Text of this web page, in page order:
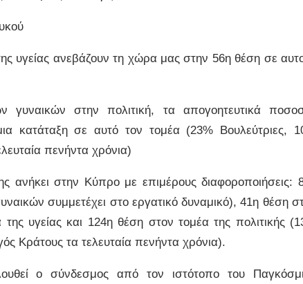
υγείας ανεβάζουν τη χώρα μας στην 56η θέση σε
στην πολιτική, τα απογοητευτικά
κατάταξη σε αυτό τον τομέα (23% Βουλεύτριες,
πενήντα χρόνια)
ανήκει στην Κύπρο με επιμέρους διαφοροποιήσεις:
συμμετέχει στο εργατικό δυναμικό), 41η θέση
υγείας και 124η θέση στον τομέα της πολιτικής
Κράτους τα τελευταία πενήντα χρόνια).
ο σύνδεσμος από τον ιστότοπο του